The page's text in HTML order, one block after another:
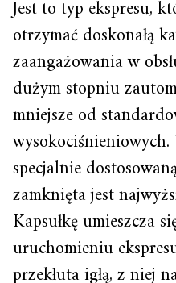
Jest to typ ekspresu,
otrzymać doskonałą
zaangażowania w
dużym stopniu
mniejsze od
specjalnie
zamknięta jest
Kapsułkę umieszcza
uruchomieniu
przekłuta igłą, z niej